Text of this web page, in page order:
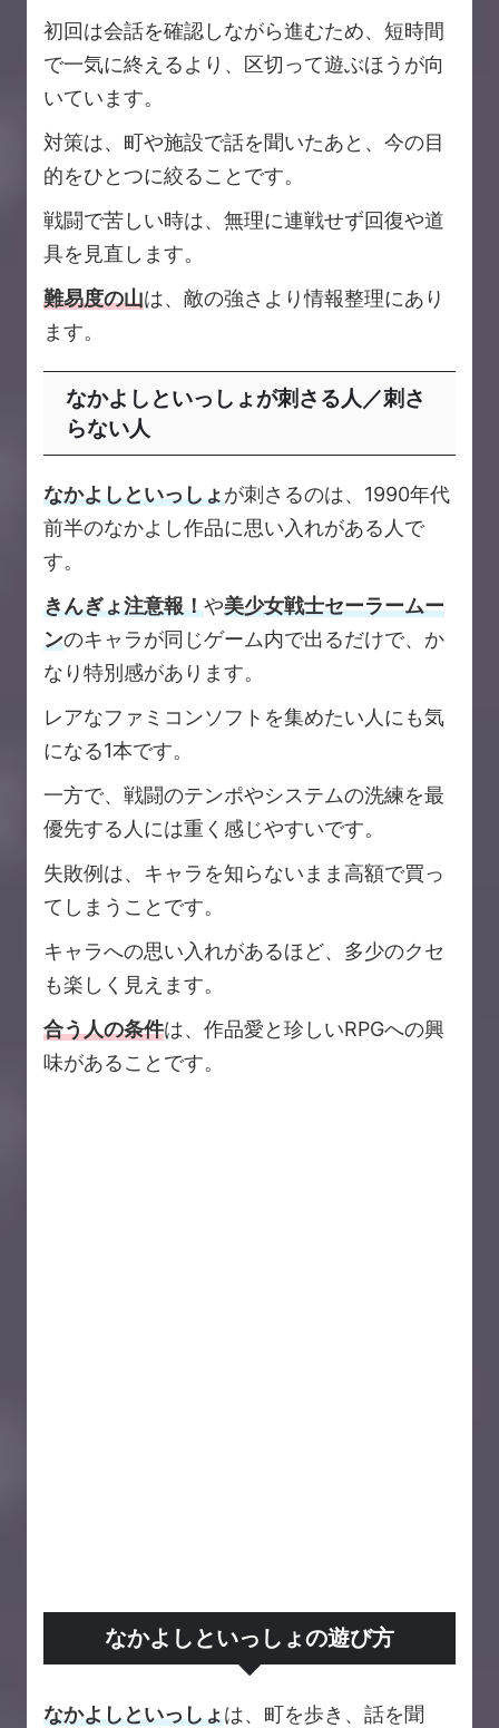
初回は会話を確認しながら進むため、短時間
で一気に終えるより、区切って遊ぶほうが向
いています。
対策は、町や施設で話を聞いたあと、今の目
的をひとつに絞ることです。
戦闘で苦しい時は、無理に連戦せず回復や道
具を見直します。
難易度の山は、敵の強さより情報整理にあり
ます。
なかよしといっしょが刺さる人／刺さ
らない人
なかよしといっしょが刺さるのは、1990年代
前半のなかよし作品に思い入れがある人で
す。
きんぎょ注意報！や美少女戦士セーラームー
ンのキャラが同じゲーム内で出るだけで、か
なり特別感があります。
レアなファミコンソフトを集めたい人にも気
になる1本です。
一方で、戦闘のテンポやシステムの洗練を最
優先する人には重く感じやすいです。
失敗例は、キャラを知らないまま高額で買っ
てしまうことです。
キャラへの思い入れがあるほど、多少のクセ
も楽しく見えます。
合う人の条件は、作品愛と珍しいRPGへの興
味があることです。
なかよしといっしょの遊び方
なかよしといっしょは、町を歩き、話を聞